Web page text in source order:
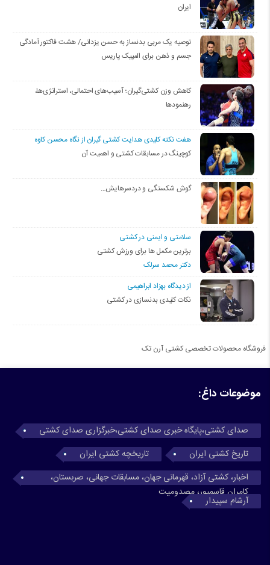
ایران
توصیه یک مربی بدنساز به حسن یزدانی/ هشت فاکتور آمادگی
جسم و ذهن برای المپیک پاریس
کاهش وزن کشتی‌گیران؛ آسیب‌های احتمالی، استراتژی‌ها،
رهنمودها
هفت نکته کلیدی هدایت کشتی گیران از نگاه محسن کاوه
کوچینگ در مسابقات کشتی و اهمیت آن
گوش شکستگی و دردسرهایش…
سلامتی و ایمنی در کشتی
برترین مکمل ها برای ورزش کشتی
دکتر محمد سرلک
از دیدگاه بهزاد ابراهیمی
نکات کلیدی بدنسازی در کشتی
فروشگاه محصولات تخصصی کشتی آرن تک
موضوعات داغ:
صدای کشتی،پایگاه خبری صدای کشتی،خبرگزاری صدای کشتی
تاریخ کشتی ایران
تاریخچه کشتی ایران
اخبار، کشتی آزاد، قهرمانی جهان، مسابقات جهانی، صربستان،
کامران قاسمپور، مصدومیت
آرشام سپیدار